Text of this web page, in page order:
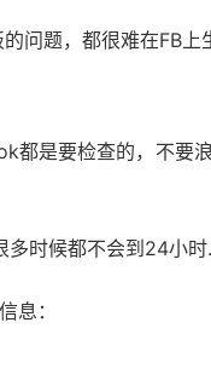
问题，都很难在FB上
都是要检查的，不要
多时候都不会到24小
息：